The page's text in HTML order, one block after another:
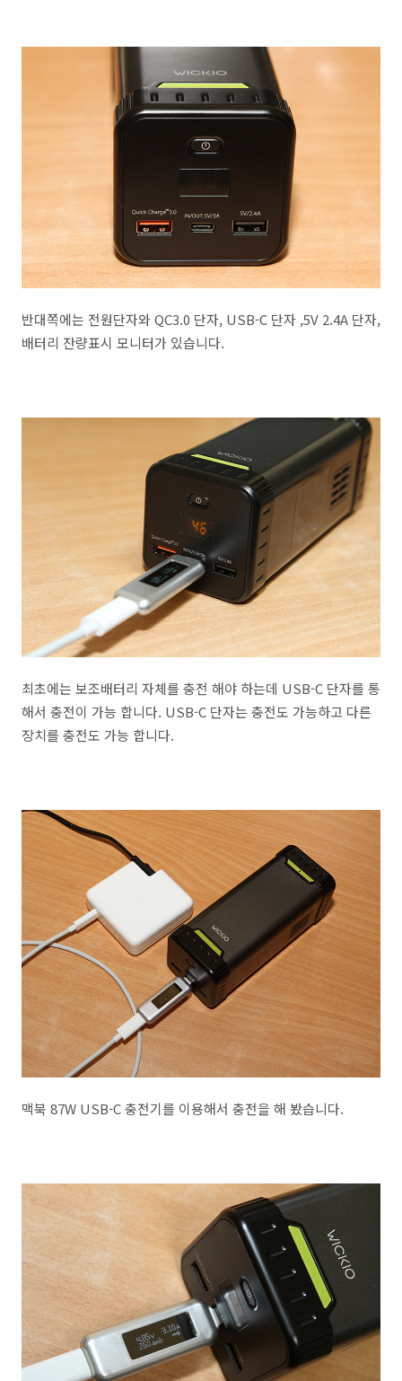
반대쪽에는 전원단자와 QC3.0 단자, USB-C 단자 ,5V 2.4A 단자,
배터리 잔량표시 모니터가 있습니다.
최초에는 보조배터리 자체를 충전 해야 하는데 USB-C 단자를 통
해서 충전이 가능 합니다. USB-C 단자는 충전도 가능하고 다른
장치를 충전도 가능 합니다.
맥북 87W USB-C 충전기를 이용해서 충전을 해 봤습니다.